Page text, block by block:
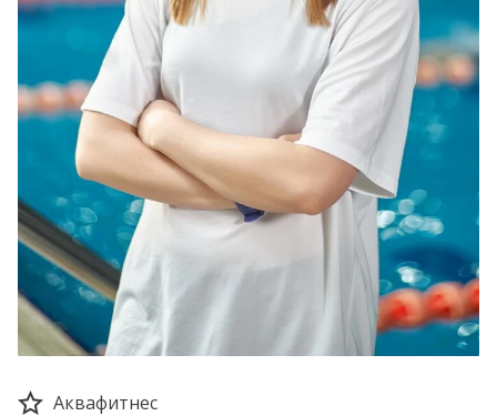
Аквафитнес